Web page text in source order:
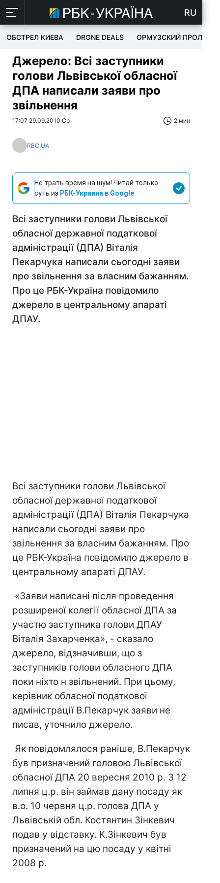
RU
ОБСТРЕЛ КИЕВА DRONE DEALS ОРМУЗСКИЙ ПРОЛИВ
Джерело: Всі заступники
голови Львівської обласної
ДПА написали заяви про
звільнення
17:07 29.09.2010 Ср 2 мин
RBC.UA
Не трать время на шум! Читай только
суть из РБК-Украина в Google
Всі заступники голови Львівської
обласної державної податкової
адміністрації (ДПА) Віталія
Пекарчука написали сьогодні заяви
про звільнення за власним бажанням.
Про це РБК-Україна повідомило
джерело в центральному апараті
ДПАУ.
Всі заступники голови Львівської
обласної державної податкової
адміністрації (ДПА) Віталія Пекарчука
написали сьогодні заяви про
звільнення за власним бажанням. Про
це РБК-Україна повідомило джерело в
центральному апараті ДПАУ.
«Заяви написані після проведення
розширеної колегії обласної ДПА за
участю заступника голови ДПАУ
Віталія Захарченка», - сказало
джерело, відзначивши, що з
заступників голови обласного ДПА
поки ніхто н звільнений. При цьому,
керівник обласної податкової
адміністрації В.Пекарчук заяви не
писав, уточнило джерело.
Як повідомлялося раніше, В.Пекарчук
був призначений головою Львівської
обласної ДПА 20 вересня 2010 р. З 12
липня ц.р. він займав дану посаду як
в.о. 10 червня ц.р. голова ДПА у
Львівській обл. Костянтин Зінкевич
подав у відставку. К.Зінкевич був
призначений на цю посаду у квітні
2008 р.